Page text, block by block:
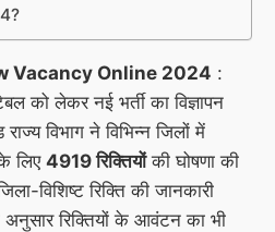
Vacancy Online 2024 :
को लेकर नई भर्ती का विज्ञापन
विभाग ने विभिन्न जिलों में
लिए 4919 रिक्तियोंकी घोषणा की
विशिष्ट रिक्ति की जानकारी
रिक्तियों के आवंटन का भी